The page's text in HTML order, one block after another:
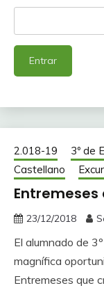
2.018-19 3º de
Castellano
23/12/2018
El alumnado de
magnífica
Entremeses que